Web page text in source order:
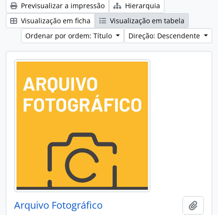
Previsualizar a impressão
Hierarquia
Visualização em ficha
Visualização em tabela
Ordenar por ordem: Título
Direção: Descendente
Arquivo Fotográfico